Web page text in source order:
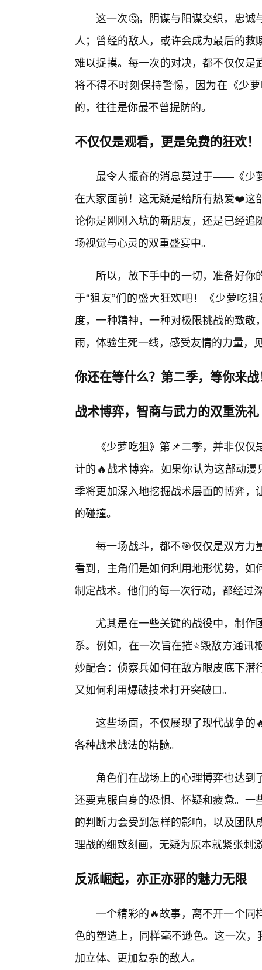
这一次🤔，阴谋与阳谋交织，忠诚
人；曾经的敌人，或许会成为最后的
难以捉摸。每一次的对决，都不仅仅
将不得不时刻保持警惕，因为在《少
的，往往是你最不曾提防的。
不仅仅是观看，更是免费的狂欢！
最令人振奋的消息莫过于——《少
在大家面前！这无疑是给所有热爱❤️这
论你是刚刚入坑的新朋友，还是已经
场视觉与心灵的双重盛宴中。
所以，放下手中的一切，准备好
于“狙友”们的盛大狂欢吧！《少萝吃
度，一种精神，一种对极限挑战的致
雨，体验生死一线，感受友情的力量，
你还在等什么？第二季，等你来
战术博弈，智商与武力的双重洗礼
《少萝吃狙》第📌二季，并非仅
计的🔥战术博弈。如果你认为这部动
季将更加深入地挖掘战术层面的博弈
的碰撞。
每一场战斗，都不🎯仅仅是双方力
看到，主角们是如何利用地形优势，
制定战术。他们的每一次行动，都经过
尤其是在一些关键的战役中，制
系。例如，在一次旨在摧⭐毁敌方通
妙配合：侦察兵如何在敌方眼皮底下
又如何利用爆破技术打开突破口。
这些场面，不仅展现了现代战争的
各种战术战法的精髓。
角色们在战场上的心理博弈也达
还要克服自身的恐惧、怀疑和疲惫。
的判断力会受到怎样的影响，以及团
理战的细致刻画，无疑为原本就紧张刺
反派崛起，亦正亦邪的魅力无限
一个精彩的🔥故事，离不开一个同
色的塑造上，同样毫不逊色。这一次
加立体、更加复杂的敌人。